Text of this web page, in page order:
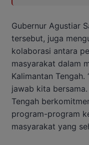
Gubernur Agustiar
tersebut, juga
kolaborasi antara
masyarakat dalam
Kalimantan Tengah.
jawab kita
Tengah
program-program
masyarakat yang